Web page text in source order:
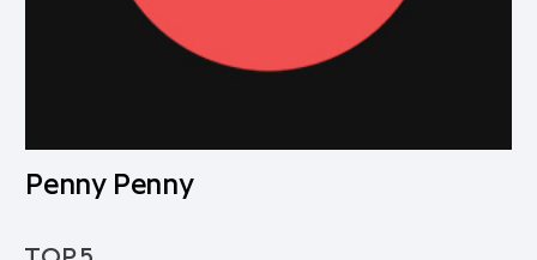
Penny Penny